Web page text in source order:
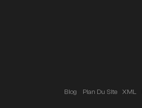
Blog Plan Du Site XML